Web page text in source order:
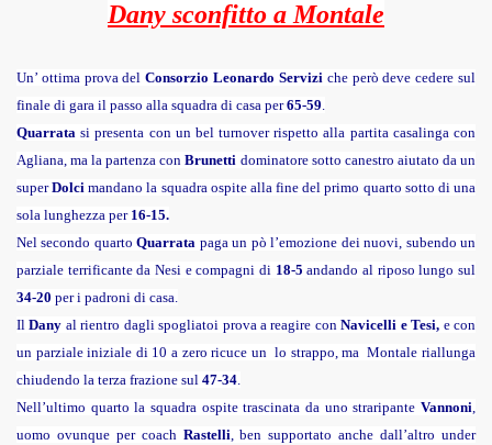
Dany sconfitto a Montale
Un’ ottima prova del Consorzio Leonardo Serviziche però deve cedere sul
finale di gara il passo alla squadra di casa per65-59.
Quarrata si presenta con un bel turnover rispetto alla partita casalinga con
Agliana, ma la partenza con Brunetti dominatore sotto canestro aiutato da un
superDolcimandano la squadra ospite alla fine del primo quarto sotto di una
sola lunghezza per16-15.
Nel secondo quartoQuarrata paga un pò l’emozione dei nuovi, subendo un
parziale terrificante da Nesi e compagni di 18-5 andando al riposo lungo sul
34-20 per i padroni di casa.
Il Dany al rientro dagli spogliatoi prova a reagire conNavicelli e Tesi, e con
un parziale iniziale di 10 a zero ricuce un lo strappo, ma Montale riallunga
chiudendo la terza frazione sul 47-34.
Nell’ultimo quarto la squadra ospite trascinata da uno straripante Vannoni,
uomo ovunque per coach Rastelli, ben supportato anche dall’altro under